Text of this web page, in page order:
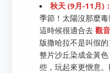
秋天 (9月-11月)：
季節！太陽沒那麼毒
這時候很適合去 觀
版撒哈拉不是叫假
整片沙丘染成金黃
些，玩起來更愜意